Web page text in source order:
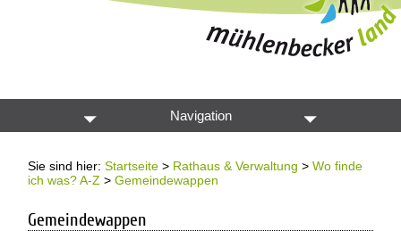
Navigation
Sie sind hier:Startseite > Rathaus & Verwaltung >Wo finde
ich was? A-Z >Gemeindewappen
Gemeindewappen